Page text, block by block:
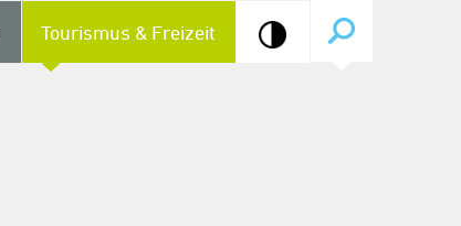
Tourismus & Freizeit